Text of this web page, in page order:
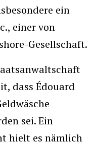
ein
einer von
Gesellschaft.
dass Édouard
sei. Ein
hielt es nämlich